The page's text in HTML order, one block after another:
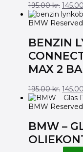
195.00kr. 145.00
BMW
BENZIN
MAX 2
195.00kr. 145.00
BMW
BMW –